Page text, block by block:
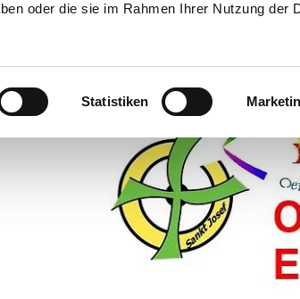
oder die sie im Rahmen Ihrer Nutzung der
Statistiken
TERMINE DIE KUNDEN/AUSWEISE